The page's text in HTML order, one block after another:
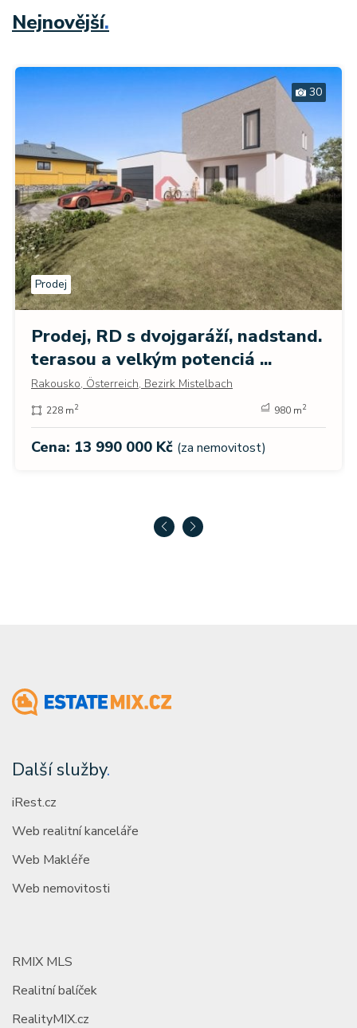
Nejnovější.
30
Prodej
Prodej, RD s dvojgaráží, nadstand.
terasou a velkým potenciá ...
Rakousko, Österreich, Bezirk Mistelbach
228 m2 980 m2
Cena: 13 990 000 Kč (za nemovitost)
Další služby.
iRest.cz
Web realitní kanceláře
Web Makléře
Web nemovitosti
RMIX MLS
Realitní balíček
RealityMIX.cz